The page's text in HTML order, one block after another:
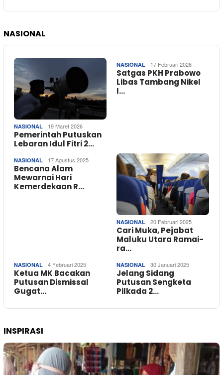
NASIONAL
NASIONAL 19 Maret 2026
Pemerintah Putuskan
Lebaran Idul Fitri 2…
NASIONAL 17 Februari 2026
Satgas PKH Prabowo
Libas Tambang Nikel
I…
NASIONAL 17 Agustus 2025
Bencana Alam
Mewarnai Hari
Kemerdekaan R…
NASIONAL 20 Februari 2025
Cari Muka, Pejabat
Maluku Utara Ramai-
ra…
NASIONAL 4 Februari 2025
Ketua MK Bacakan
Putusan Dismissal
Gugat…
NASIONAL 30 Januari 2025
Jelang Sidang
Putusan Sengketa
Pilkada 2…
INSPIRASI